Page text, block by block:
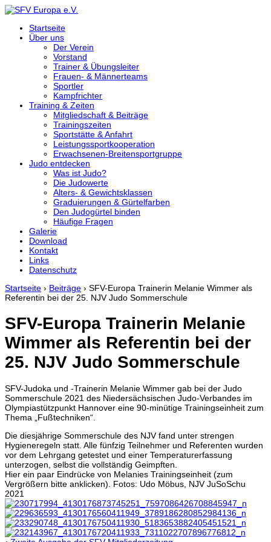
Startseite
Über uns
Der Verein
Vorstand
Trainer & Übungsleiter
Frauen- & Männerteams
Sportler
Kampfrichter
Training & Zeiten
Mitgliedschaft & Beiträge
Trainingszeiten
Sportstätte & Anfahrt
Leistungssportkooperation
Erwachsenen-Breitensportgruppe
Judo entdecken
Was ist Judo?
Die Judowerte
Alters- & Gewichtsklassen
Graduierungen & Gürtelfarben
Den Judogürtel binden
Häufige Fragen
Galerie
Download
Kontakt
Links
Datenschutz
Startseite › Beiträge › SFV-Europa Trainerin Melanie Wimmer als
Referentin bei der 25. NJV Judo Sommerschule
SFV-Europa Trainerin Melanie
Wimmer als Referentin bei der
25. NJV Judo Sommerschule
SFV-Judoka und -Trainerin Melanie Wimmer gab bei der Judo
Sommerschule 2021 des Niedersächsischen Judo-Verbandes im
Olympiastützpunkt Hannover eine 90-minütige Trainingseinheit zum
Thema „Fußtechniken“.
Die diesjährige Sommerschule des NJV fand unter strengen
Hygieneregeln statt. Alle fünfzig Teilnehmer und Referenten wurden
vor dem Lehrgang getestet und einer Temperaturerfassung
unterzogen, selbst die vollständig Geimpften.
Hier ein paar Eindrücke von Melanies Trainingseinheit (zum
Vergrößern bitte anklicken). Fotos: Udo Möbus, NJV JuSoSchu
2021